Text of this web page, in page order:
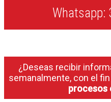
Whatsapp:
¿Deseas recibir
semanalmente, con el
procesos